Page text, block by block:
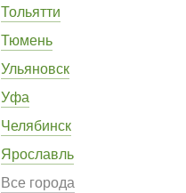
Тольятти
Тюмень
Ульяновск
Уфа
Челябинск
Ярославль
Все города